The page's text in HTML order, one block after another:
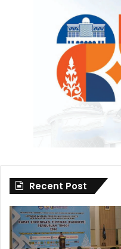
Recent Post